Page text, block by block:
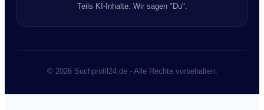
Teils KI-Inhalte. Wir sagen "Du".
© 2026 Suchprofil24.de - Alle Rechte vorbehalten.